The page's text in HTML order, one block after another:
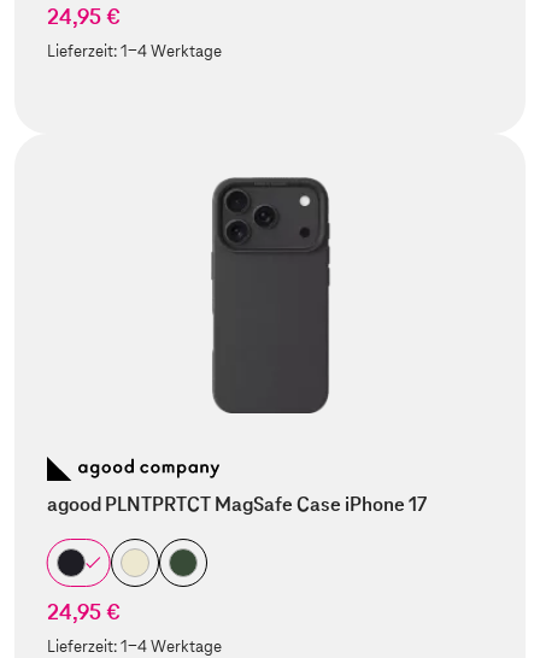
24,95 €
Lieferzeit:1-4 Werktage
agood PLNTPRTCT MagSafe Case iPhone 17
24,95 €
Lieferzeit:1-4 Werktage